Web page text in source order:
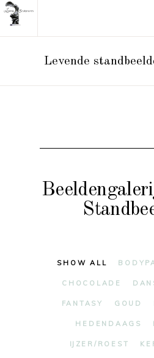
Levende
SHOW ALL
CHOCOLADE
FANTASY GOUD
HEDENDAAGS
IJZER/ROEST